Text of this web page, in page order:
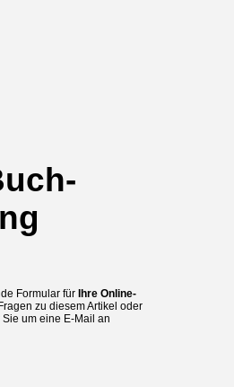
Formular für Ihre Online-
zu diesem Artikel oder
um eine E-Mail an